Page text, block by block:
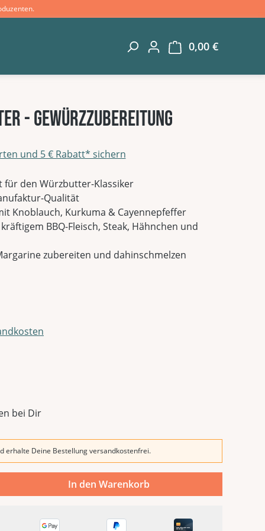
0,00 €
- Gewürzzubereitung
und 5 € Rabatt* sichern
für den Würzbutter-Klassiker
Qualität
Knoblauch, Kurkuma & Cayennepfeffer
BBQ-Fleisch, Steak, Hähnchen und
zubereiten und dahinschmelzen
bei Dir
erhalte Deine Bestellung versandkostenfrei.
In den Warenkorb